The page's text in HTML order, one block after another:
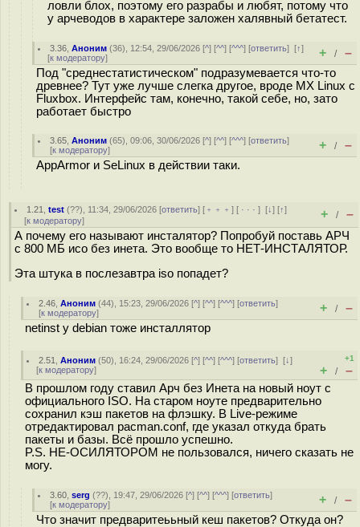
ловли блох, поэтому его разрабы и любят, потому что
у арчеводов в характере заложен халявный бетатест.
3.36 ,Аноним (36), 12:54, 29/06/2026 [^] [^^] [^^^] [ответить][↑]
[к модератору] + / –
Под "среднестатистическом" подразумевается что-то
древнее? Тут уже лучше слегка другое, вроде MX Linux с
Fluxbox. Интерфейс там, конечно, такой себе, но, зато
работает быстро
3.65 ,Аноним (65), 09:06, 30/06/2026 [^] [^^] [^^^] [ответить]
[к модератору] + / –
AppArmor и SeLinux в действии таки.
1.21 ,test (??), 11:34, 29/06/2026 [ответить] [ ﹢﹢﹢] [ · · ·][↓] [↑]
[к модератору] + / –
А почему его называют инсталятор? Попробуй поставь АРЧ
с 800 МБ исо без инета. Это вообще то НЕТ-ИНСТАЛЯТОР.
Эта штука в послезавтра iso попадет?
2.46 ,Аноним (44), 15:23, 29/06/2026 [^] [^^] [^^^] [ответить]
[к модератору] + / –
netinst у debian тоже инсталлятор
2.51 ,Аноним (50), 16:24, 29/06/2026 [^] [^^] [^^^] [ответить][↓]
[к модератору]
+1
+ / –
В прошлом году ставил Арч без Инета на новый ноут с
официального ISO. На старом ноуте предварительно
сохранил кэш пакетов на флэшку. В Live-режиме
отредактировал pacman.conf, где указал откуда брать
пакеты и базы. Всё прошло успешно.
P.S. НЕ-ОСИЛЯТОРОМ не пользовался, ничего сказать не
могу.
3.60 ,serg (??), 19:47, 29/06/2026 [^] [^^] [^^^] [ответить]
[к модератору] + / –
Что значит предваритеььный кеш пакетов? Откуда он?